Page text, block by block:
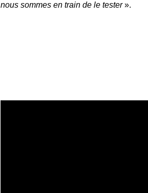
nous sommes en train de le tester».